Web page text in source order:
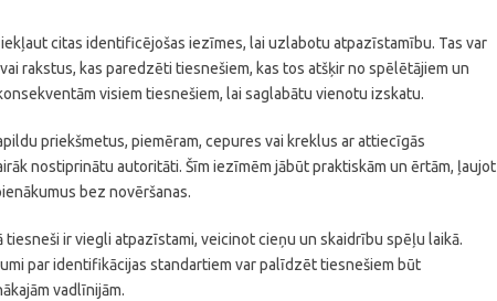
citas identificējošas iezīmes, lai uzlabotu atpazīstamību. Tas var
rakstus, kas paredzēti tiesnešiem, kas tos atšķir no spēlētājiem un
visiem tiesnešiem, lai saglabātu vienotu izskatu.
priekšmetus, piemēram, cepures vai kreklus ar attiecīgās
nostiprinātu autoritāti. Šīm iezīmēm jābūt praktiskām un ērtām, ļaujot
bez novēršanas.
tiesneši ir viegli atpazīstami, veicinot cieņu un skaidrību spēļu laikā.
par identifikācijas standartiem var palīdzēt tiesnešiem būt
vadlīnijām.